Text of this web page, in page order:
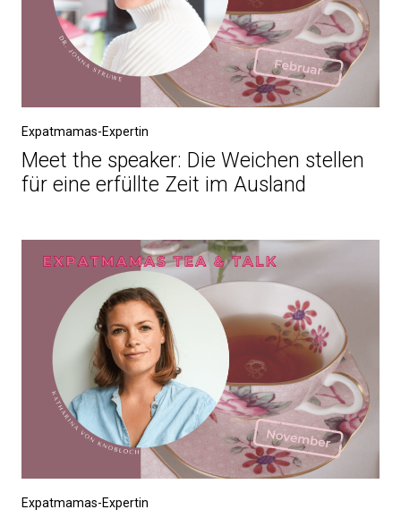
Expatmamas-Expertin
Meet the speaker: Die Weichen stellen
für eine erfüllte Zeit im Ausland
Expatmamas-Expertin